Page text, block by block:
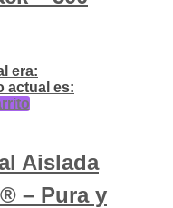
era:
actual es:
Aislada
– Pura y